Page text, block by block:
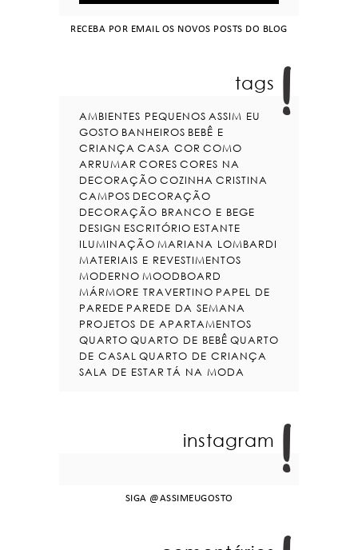
RECEBA POR EMAIL OS NOVOS POSTS DO BLOG
tags
AMBIENTES PEQUENOS ASSIM EU
GOSTO BANHEIROS BEBÊ E
CRIANÇA CASA COR COMO
ARRUMAR CORES CORES NA
DECORAÇÃO COZINHA CRISTINA
CAMPOS DECORAÇÃO
DECORAÇÃO BRANCO E BEGE
DESIGN ESCRITÓRIO ESTANTE
ILUMINAÇÃO MARIANA LOMBARDI
MATERIAIS E REVESTIMENTOS
MODERNO MOODBOARD
MÁRMORE TRAVERTINO PAPEL DE
PAREDE PAREDE DA SEMANA
PROJETOS DE APARTAMENTOS
QUARTO QUARTO DE BEBÊ QUARTO
DE CASAL QUARTO DE CRIANÇA
SALA DE ESTAR TÁ NA MODA
instagram
SIGA @ASSIMEUGOSTO